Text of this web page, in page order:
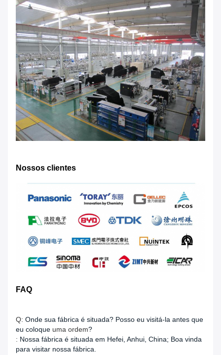
Nossos clientes
FAQ
Q: Onde sua fábrica é situada? Posso eu visitá-la antes que
eu coloque uma ordem?
: Nossa fábrica é situada em Hefei, Anhui, China; Boa vinda
para visitar nossa fábrica.